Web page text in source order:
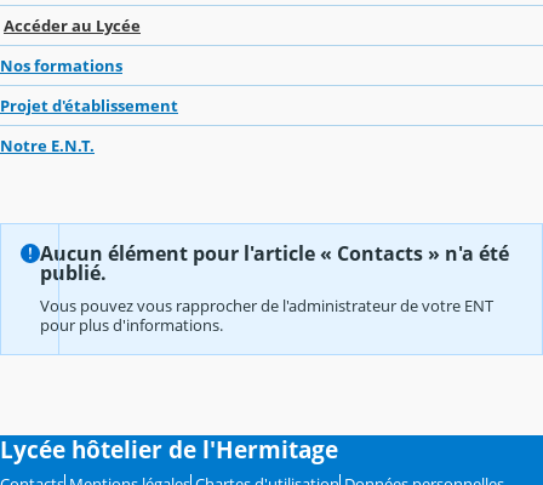
Accéder au Lycée
Nos formations
Projet d'établissement
Notre E.N.T.
Aucun élément pour l'article « Contacts » n'a été
publié.
Vous pouvez vous rapprocher de l'administrateur de votre ENT
pour plus d'informations.
Lycée hôtelier de l'Hermitage